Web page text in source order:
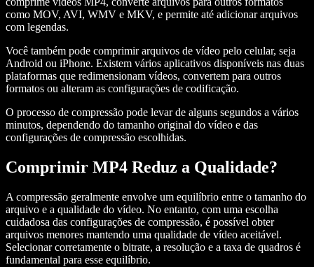
como MOV, AVI, WMV e MKV, e permite até adicionar arquivos
com legendas.
Você também pode comprimir arquivos de vídeo pelo celular, seja
Android ou iPhone. Existem vários aplicativos disponíveis nas duas
plataformas que redimensionam vídeos, convertem para outros
formatos ou alteram as configurações de codificação.
O processo de compressão pode levar de alguns segundos a vários
minutos, dependendo do tamanho original do vídeo e das
configurações de compressão escolhidas.
Comprimir MP4 Reduz a Qualidade?
A compressão geralmente envolve um equilíbrio entre o tamanho do
arquivo e a qualidade do vídeo. No entanto, com uma escolha
cuidadosa das configurações de compressão, é possível obter
arquivos menores mantendo uma qualidade de vídeo aceitável.
Selecionar corretamente o bitrate, a resolução e a taxa de quadros é
fundamental para esse equilíbrio.